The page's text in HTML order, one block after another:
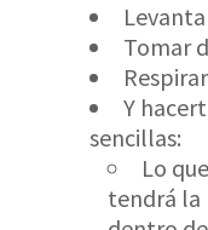
Tomar
Y
sencillas:
Lo
tendrá la